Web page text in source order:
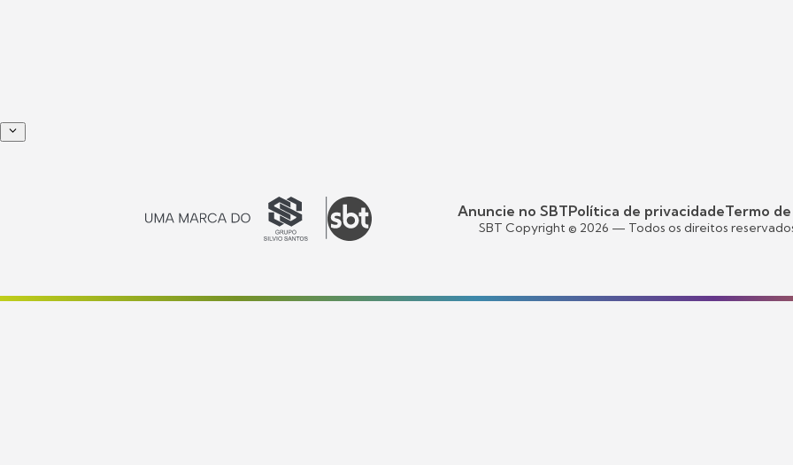
Anuncie no SBTPolítica de privacidadeTermo de
SBT Copyright © 2026 — Todos os direitos